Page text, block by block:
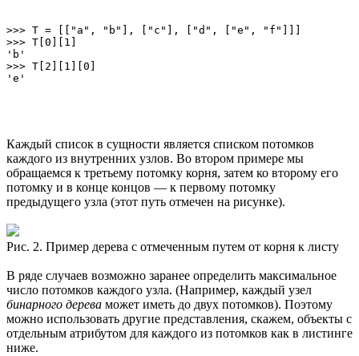
>>> T = [["a", "b"], ["c"], ["d", ["e", "f"]]]
>>> T[0][1]
'b'
>>> T[2][1][0]
Каждый список в сущности является списком потомков
каждого из внутренних узлов. Во втором примере мы
обращаемся к третьему потомку корня, затем ко второму его
потомку и в конце концов — к первому потомку
предыдущего узла (этот путь отмечен на рисунке).
Рис. 2. Пример дерева с отмеченным путем от корня к листу
В ряде случаев возможно заранее определить максимальное
число потомков каждого узла. (Например, каждый узел
бинарного дерева может иметь до двух потомков). Поэтому
можно использовать другие представления, скажем, объекты с
отдельным атрибутом для каждого из потомков как в листинге
ниже.